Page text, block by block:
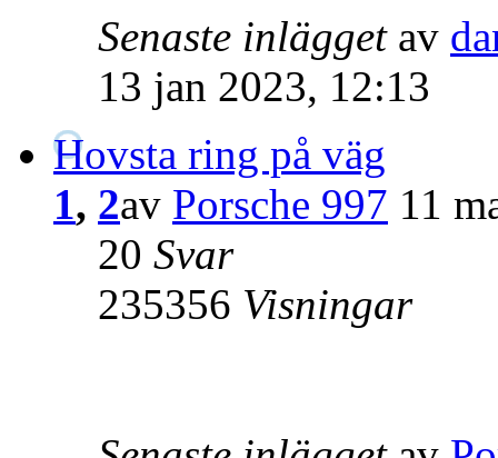
Senaste inlägget av
13 jan 2023, 12:13
Hovsta ring på väg
1, 2av Porsche 997 11
20 Svar
235356 Visningar